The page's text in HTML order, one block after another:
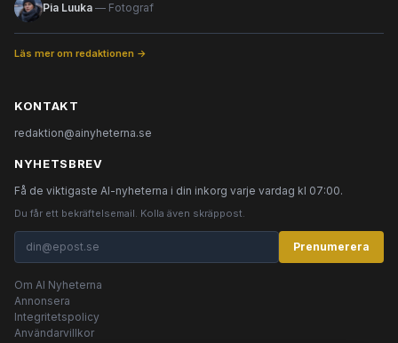
Pia Luuka — Fotograf
Läs mer om redaktionen →
KONTAKT
redaktion@ainyheterna.se
NYHETSBREV
Få de viktigaste AI-nyheterna i din inkorg varje vardag kl 07:00.
Du får ett bekräftelsemail. Kolla även skräppost.
Prenumerera
Om AI Nyheterna
Annonsera
Integritetspolicy
Användarvillkor